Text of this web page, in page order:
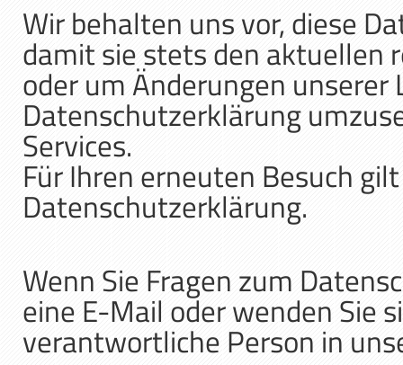
Wir behalten uns vor, diese
damit sie stets den aktuellen
oder um Änderungen unserer
Datenschutzerklärung
Services.
Für Ihren erneuten Besuch
Datenschutzerklärung.
Wenn Sie Fragen zum
eine E-Mail oder wenden Sie
verantwortliche Person in